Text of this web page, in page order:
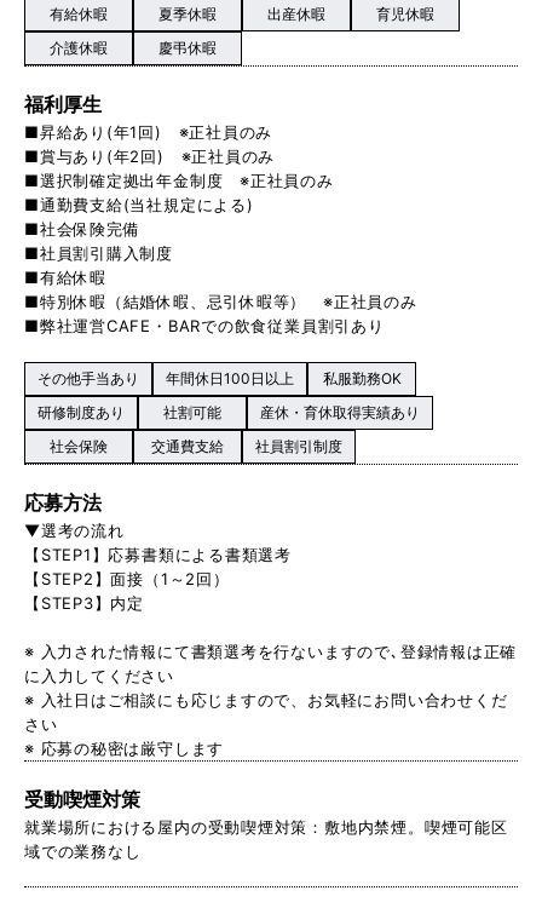
有給休暇 夏季休暇 出産休暇
育児休暇
介護休暇
慶弔休暇
福利厚生
■昇給あり(年1回) ※正社員のみ
■賞与あり(年2回) ※正社員のみ
■選択制確定拠出年金制度 ※正社員のみ
■通勤費支給(当社規定による)
■社会保険完備
■社員割引購入制度
■有給休暇
■特別休暇（結婚休暇、忌引休暇等） ※正社員のみ
■弊社運営CAFE・BARでの飲食従業員割引あり
その他手当あり 年間休日100日以上
私服勤務OK
研修制度あり
社割可能
産休・育休取得実績あり
社会保険
交通費支給 社員割引制度
応募方法
▼選考の流れ
【STEP1】応募書類による書類選考
【STEP2】面接（1～2回）
【STEP3】内定
※ 入力された情報にて書類選考を行ないますので､登録情報は正確
に入力してください
※ 入社日はご相談にも応じますので、お気軽にお問い合わせくだ
さい
※ 応募の秘密は厳守します
受動喫煙対策
就業場所における屋内の受動喫煙対策：敷地内禁煙。喫煙可能区
域での業務なし